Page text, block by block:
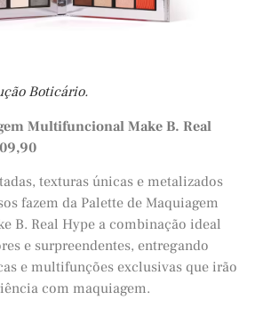
Boticário.
Multifuncional Make B. Real
texturas únicas e metalizados
fazem da Palette de Maquiagem
B. Real Hype a combinação ideal
e surpreendentes, entregando
e multifunções exclusivas que irão
com maquiagem.